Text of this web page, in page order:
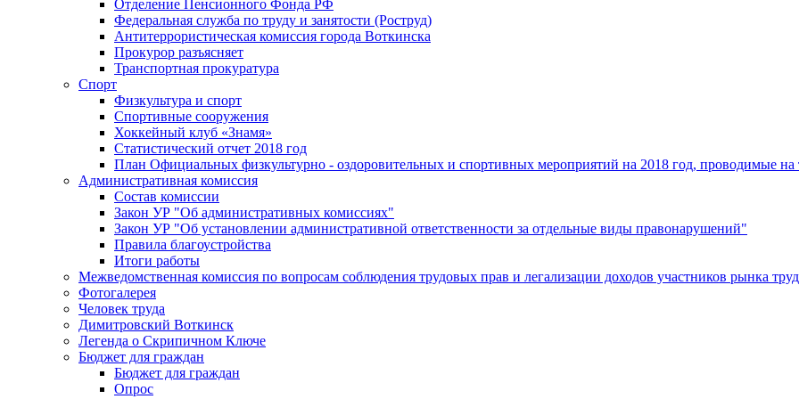
Отделение Пенсионного Фонда РФ
Федеральная служба по труду и занятости (Роструд)
Антитеррористическая комиссия города Воткинска
Прокурор разъясняет
Транспортная прокуратура
Спорт
Физкультура и спорт
Спортивные сооружения
Хоккейный клуб «Знамя»
Статистический отчет 2018 год
План Официальных физкультурно - оздоровительных и спортивных мероприятий на 2018 год, проводимые
Административная комиссия
Состав комиссии
Закон УР "Об административных комиссиях"
Закон УР "Об установлении административной ответственности за отдельные виды правонарушений"
Правила благоустройства
Итоги работы
Межведомственная комиссия по вопросам соблюдения трудовых прав и легализации доходов участников рынка
Фотогалерея
Человек труда
Димитровский Воткинск
Легенда о Скрипичном Ключе
Бюджет для граждан
Бюджет для граждан
Опрос